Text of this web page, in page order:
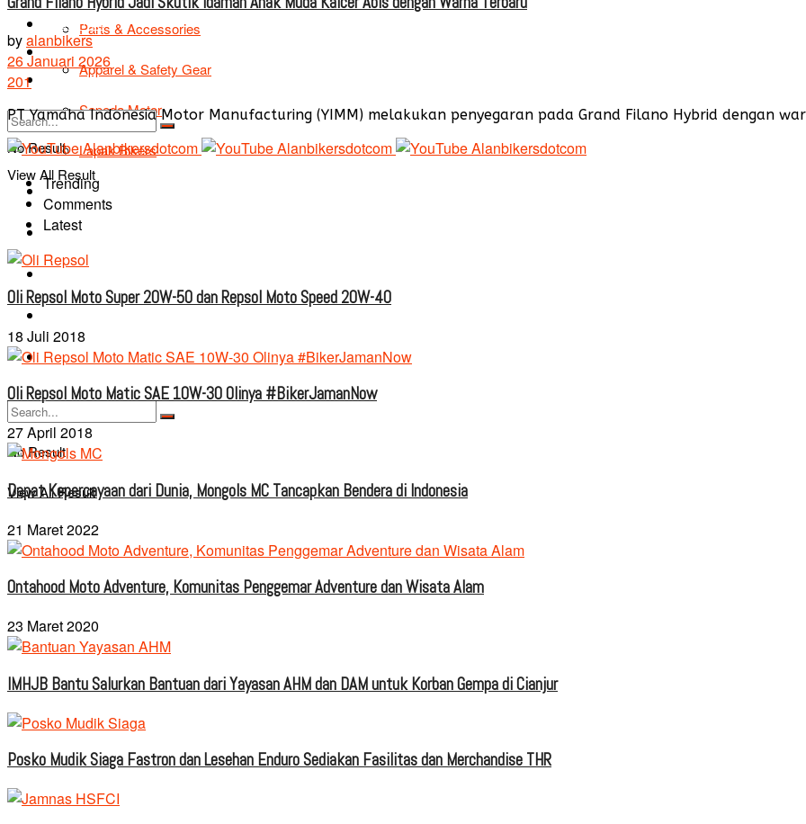
Parts & Accessories
Apparel & Safety Gear
Sepeda Motor
Lapak Bikers
Agenda
Road Safety
TIPS & TRIK
Tentang Kami
No Result
View All Result
TIPS & TRIK
Bikers Cars
Tentang Kami
No Result
View All Result
byalanbikers
26 Januari 2026
201
PT Yamaha Indonesia Motor Manufacturing (YIMM) melakukan penyegaran pada Grand Filano Hybrid dengan
Trending
Comments
Latest
Oli Repsol Moto Super 20W-50 dan Repsol Moto Speed 20W-40
18 Juli 2018
Oli Repsol Moto Matic SAE 10W-30 Olinya #BikerJamanNow
27 April 2018
Dapat Kepercayaan dari Dunia, Mongols MC Tancapkan Bendera di Indonesia
21 Maret 2022
Ontahood Moto Adventure, Komunitas Penggemar Adventure dan Wisata Alam
23 Maret 2020
IMHJB Bantu Salurkan Bantuan dari Yayasan AHM dan DAM untuk Korban Gempa di Cianjur
Posko Mudik Siaga Fastron dan Lesehan Enduro Sediakan Fasilitas dan Merchandise THR